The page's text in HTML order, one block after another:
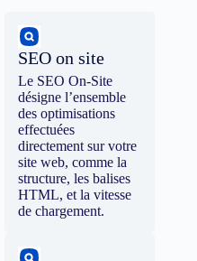
SEO on site
Le SEO On-Site
désigne l’ensemble
des optimisations
effectuées
directement sur votre
site web, comme la
structure, les balises
HTML, et la vitesse
de chargement.